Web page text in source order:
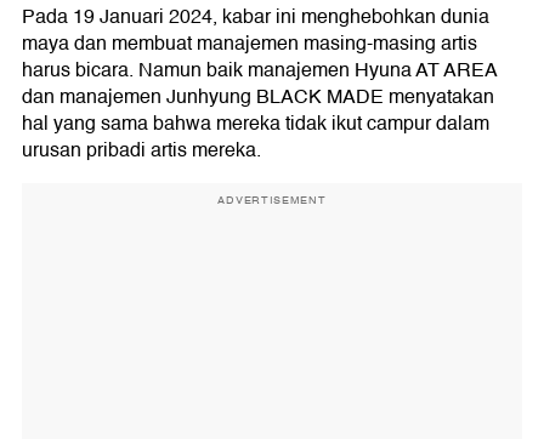
Pada 19 Januari 2024, kabar ini menghebohkan dunia
maya dan membuat manajemen masing-masing artis
harus bicara. Namun baik manajemen Hyuna AT AREA
dan manajemen Junhyung BLACK MADE menyatakan
hal yang sama bahwa mereka tidak ikut campur dalam
urusan pribadi artis mereka.
ADVERTISEMENT